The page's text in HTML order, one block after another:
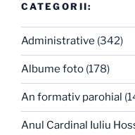
CATEGORII:
Administrative (342)
Albume foto (178)
An formativ parohial
Anul Cardinal Iuliu